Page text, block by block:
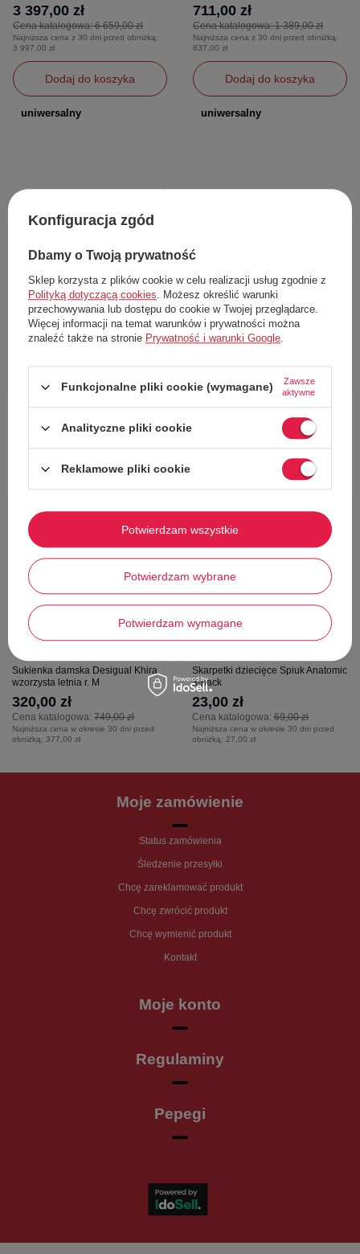
Cena katalogowa:6 659,00 zł
3 397,00 zł
Najniższa cena z 30 dni przed obniżką:
3 997,00 zł
Dodaj do koszyka
uniwersalny
Cena katalogowa:1 389,00 zł
711,00 zł
Najniższa cena z 30 dni przed obniżką:
837,00 zł
Dodaj do koszyka
uniwersalny
Polecamy
63%
logo, miejska szkolna
82,00 zł
Najniższa cena w okresie 30 dni przed
179,00 zł
74,00 zł
Najniższa cena w okresie 30 dni przed
57%
Sukienka damska Desigual Khira
wzorzysta letnia r. M
Cena katalogowa: 749,00 zł
320,00 zł
Najniższa cena w okresie 30 dni przed
obniżką: 377,00 zł
67%
Skarpetki dziecięce Spiuk Anatomic
3-pack
Cena katalogowa: 69,00 zł
23,00 zł
Najniższa cena w okresie 30 dni przed
obniżką: 27,00 zł
Moje zamówienie
Status zamówienia
Śledzenie przesyłki
Chcę zareklamować produkt
Chcę zwrócić produkt
Chcę wymienić produkt
Kontakt
Moje konto
Regulaminy
Pepegi
Konfiguracja zgód
Dbamy o Twoją prywatność
Sklep korzysta z plików cookie w celu realizacji usług zgodnie z
Polityką dotyczącą cookies. Możesz określić warunki
przechowywania lub dostępu do cookie w Twojej przeglądarce.
Więcej informacji na temat warunków i prywatności można
znaleźć także na stronie Prywatność i warunki Google.
Funkcjonalne pliki cookie (wymagane)
Zawsze
aktywne
Analityczne pliki cookie
Reklamowe pliki cookie
Potwierdzam wybrane
Potwierdzam wymagane
Potwierdzam wszystkie